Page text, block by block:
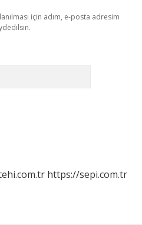
için adım, e-posta adresim
https://sepi.com.tr